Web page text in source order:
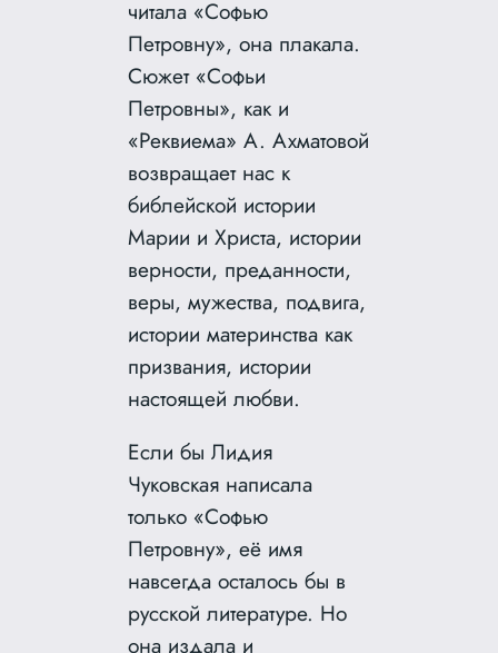
читала «Софью
Петровну», она плакала.
Сюжет «Софьи
Петровны», как и
«Реквиема» А. Ахматовой
возвращает нас к
библейской истории
Марии и Христа, истории
верности, преданности,
веры, мужества, подвига,
истории материнства как
призвания, истории
настоящей любви.
Если бы Лидия
Чуковская написала
только «Софью
Петровну», её имя
навсегда осталось бы в
русской литературе. Но
она издала и